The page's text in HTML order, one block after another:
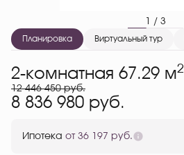
1 / 3
Планировка Виртуальный тур
2-комнатная 67.29 м2
12 446 450 руб.
8 836 980 руб.
Ипотека от 36 197 руб.